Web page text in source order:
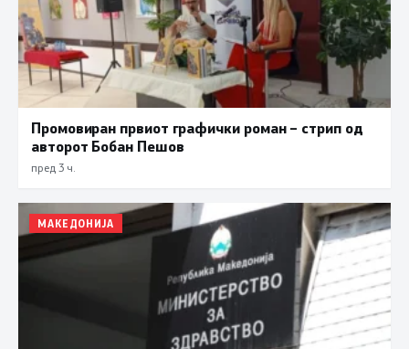
Промовиран првиот графички роман – стрип од
авторот Бобан Пешов
пред 3 ч.
МАКЕДОНИЈА